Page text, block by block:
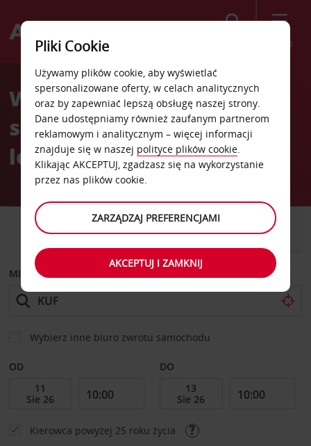
Menu
Welcome
AvisWypożyczalnia
samochodów Samara
lotnisko
SAMOCHÓD
SAMOCHÓD
DOSTAWCZY
MIEJSCE ODBIORU
Wybierz inne biuro zwrotu samochodu
OD DO
Kierowca powyżej 25 roku życia
Pliki Cookie
Używamy plików cookie, aby wyświetlać
spersonalizowane oferty, w celach analitycznych
oraz by zapewniać lepszą obsługę naszej strony.
Dane udostępniamy również zaufanym partnerom
reklamowym i analitycznym – więcej informacji
znajduje się w naszej polityce plików cookie.
Klikając AKCEPTUJ, zgadzasz się na wykorzystanie
przez nas plików cookie.
ZARZĄDZAJ PREFERENCJAMI
AKCEPTUJ I ZAMKNIJ